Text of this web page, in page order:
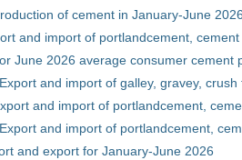
of cement in January-June
and import of portlandcement,
June 2026 average consumer cement
and import of galley, gravey,
and import of portlandcement,
and import of portlandcement,
and export for January-June 2026